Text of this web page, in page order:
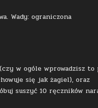
Wady: ograniczona
w ogóle wprowadzisz to
się jak żagiel), oraz
suszyć 10 ręczników